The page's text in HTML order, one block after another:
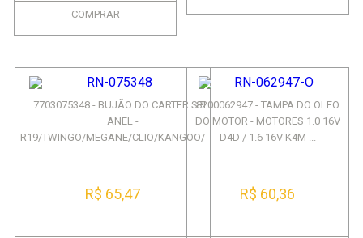
COMPRAR
7703075348 - BUJÃO DO CARTER SEM
ANEL -
R19/TWINGO/MEGANE/CLIO/KANGOO/SC...
R$ 65,47
8200062947 - TAMPA DO OLEO
DO MOTOR - MOTORES 1.0 16V
D4D / 1.6 16V K4M ...
R$ 60,36